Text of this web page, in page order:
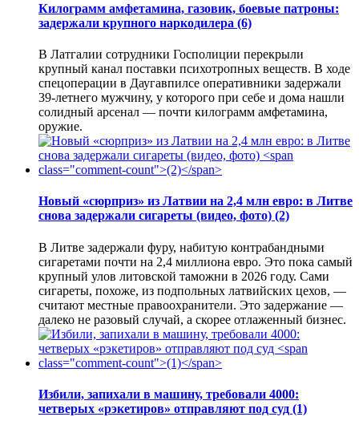
Килограмм амфетамина, газовик, боевые патроны:
задержали крупного наркодилера (6)
В Латгалии сотрудники Госполиции перекрыли
крупный канал поставки психотропных веществ. В ходе
спецоперации в Даугавпилсе оперативники задержали
39-летнего мужчину, у которого при себе и дома нашли
солидный арсенал — почти килограмм амфетамина,
оружие.
Новый «сюрприз» из Латвии на 2,4 млн евро: в Литве
снова задержали сигареты (видео, фото) (2)
В Литве задержали фуру, набитую контрабандными
сигаретами почти на 2,4 миллиона евро. Это пока самый
крупный улов литовской таможни в 2026 году. Сами
сигареты, похоже, из подпольных латвийских цехов, —
считают местные правоохранители. Это задержание —
далеко не разовый случай, а скорее отлаженный бизнес.
Избили, запихали в машину, требовали 4000:
четверых «рэкетиров» отправляют под суд (1)